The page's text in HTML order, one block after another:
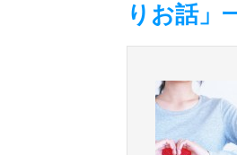
りお話」